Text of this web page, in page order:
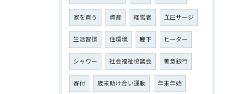
家を買う 資産 経営者 血圧サージ
生活習慣 住環境 廊下 ヒーター
シャワー 社会福祉協議会 善意銀行
寄付 歳末助け合い運動 年末年始